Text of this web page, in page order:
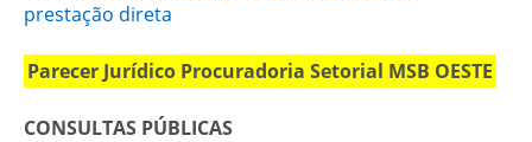
prestação direta
Parecer Jurídico Procuradoria Setorial MSB OESTE
CONSULTAS PÚBLICAS